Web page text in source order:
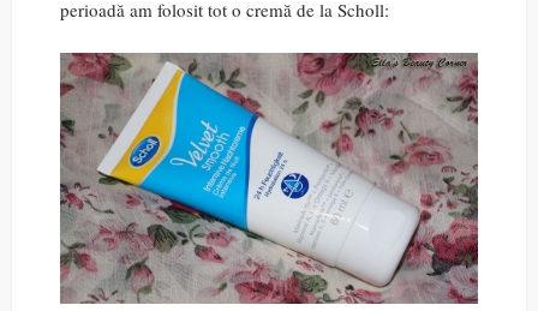
perioadă am folosit tot o cremă de la Scholl: